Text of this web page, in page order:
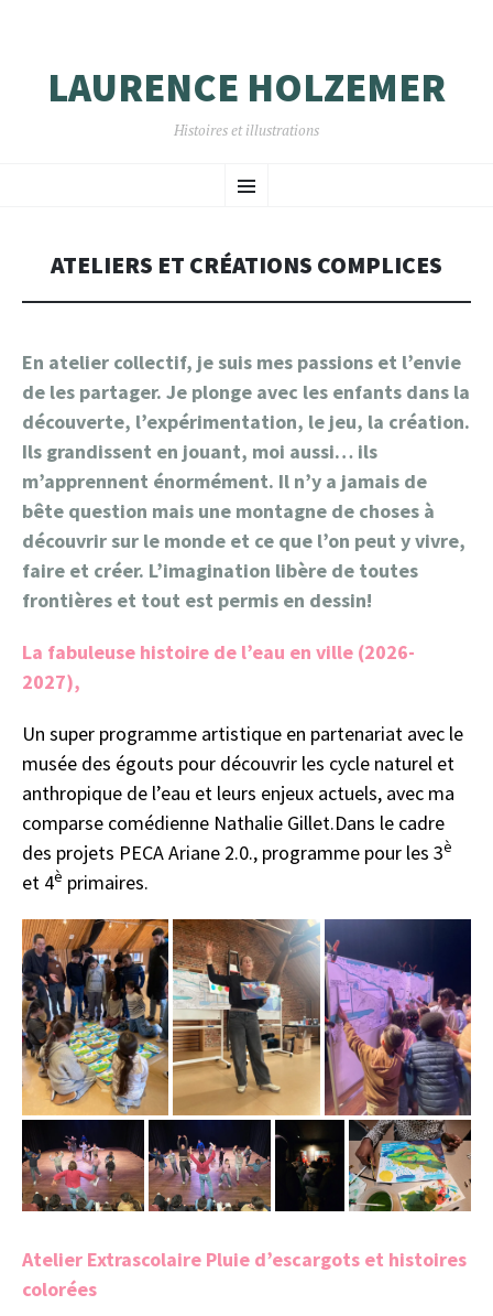
LAURENCE HOLZEMER
Histoires et illustrations
Menu
AU
ATELIERS ET CRÉATIONS COMPLICES
En atelier collectif, je suis mes passions et l’envie
de les partager. Je plonge avec les enfants dans la
découverte, l’expérimentation, le jeu, la création.
Ils grandissent en jouant, moi aussi… ils
m’apprennent énormément. Il n’y a jamais de
bête question mais une montagne de choses à
découvrir sur le monde et ce que l’on peut y vivre,
faire et créer. L’imagination libère de toutes
frontières et tout est permis en dessin!
La fabuleuse histoire de l’eau en ville (2026-
2027),
Un super programme artistique en partenariat avec le
musée des égouts pour découvrir les cycle naturel et
anthropique de l’eau et leurs enjeux actuels, avec ma
comparse comédienne Nathalie Gillet.Dans le cadre
des projets PECA Ariane 2.0., programme pour les 3è
et 4è primaires.
Atelier Extrascolaire Pluie d’escargots et histoires
colorées